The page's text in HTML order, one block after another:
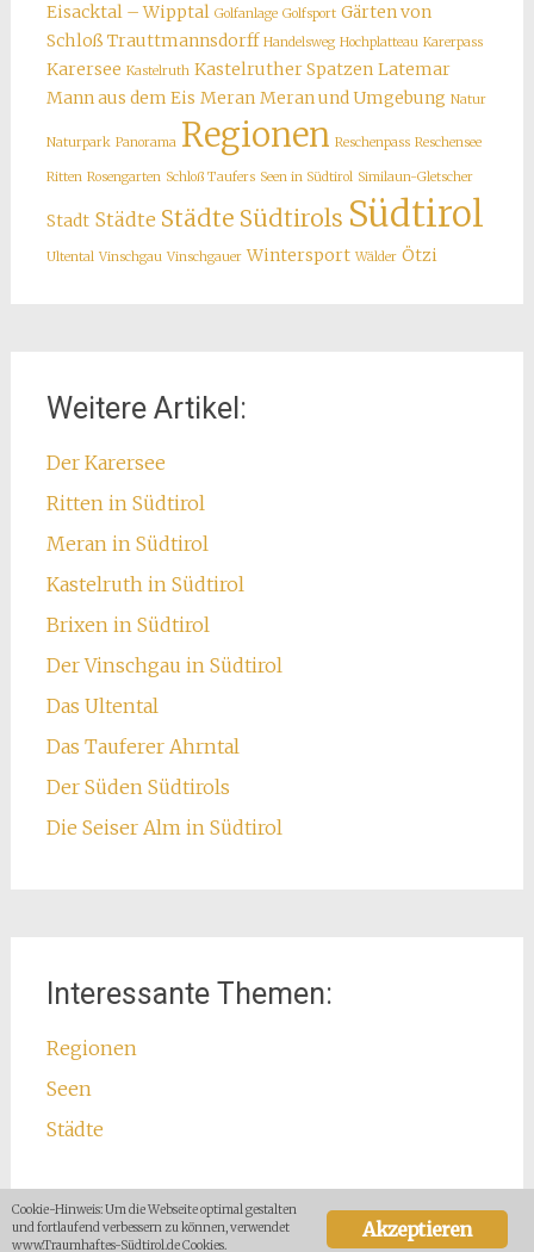
Eisacktal – Wipptal Golfanlage Golfsport Gärten von
Schloß Trauttmannsdorff Handelsweg Hochplatteau Karerpass
Karersee Kastelruth Kastelruther Spatzen Latemar
Mann aus dem Eis Meran Meran und Umgebung Natur
Naturpark Panorama Regionen Reschenpass Reschensee
Ritten Rosengarten Schloß Taufers Seen in Südtirol Similaun-Gletscher
Stadt Städte Städte Südtirols Südtirol
Ultental Vinschgau Vinschgauer Wintersport Wälder Ötzi
Weitere Artikel:
Der Karersee
Ritten in Südtirol
Meran in Südtirol
Kastelruth in Südtirol
Brixen in Südtirol
Der Vinschgau in Südtirol
Das Ultental
Das Tauferer Ahrntal
Der Süden Südtirols
Die Seiser Alm in Südtirol
Interessante Themen:
Regionen
Seen
Städte
Akzeptieren
Cookie-Hinweis: Um die Webseite optimal gestalten
und fortlaufend verbessern zu können, verwendet
www.Traumhaftes-Südtirol.de Cookies.